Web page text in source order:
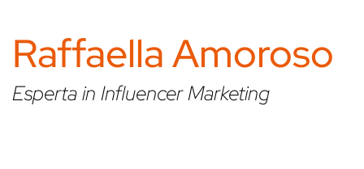
Raffaella Amoroso
Esperta in Influencer Marketing